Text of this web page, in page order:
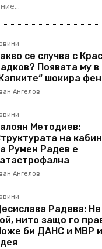
се случва с
Появата му в
шокира
Ангелов
Методиев:
на
Румен Радев е
Ангелов
Радева:
нито защо го
би ДАНС и МВР